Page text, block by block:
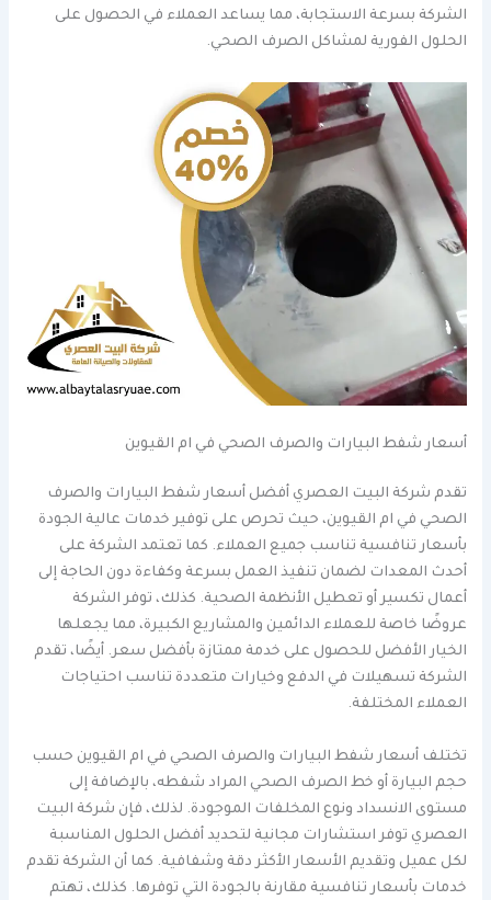
الشركة بسرعة الاستجابة، مما يساعد العملاء في الحصول على
الحلول الفورية لمشاكل الصرف الصحي.
أسعار شفط البيارات والصرف الصحي في ام القيوين
تقدم شركة البيت العصري أفضل أسعار شفط البيارات والصرف
الصحي في ام القيوين، حيث تحرص على توفير خدمات عالية الجودة
بأسعار تنافسية تناسب جميع العملاء. كما تعتمد الشركة على
أحدث المعدات لضمان تنفيذ العمل بسرعة وكفاءة دون الحاجة إلى
أعمال تكسير أو تعطيل الأنظمة الصحية. كذلك، توفر الشركة
عروضًا خاصة للعملاء الدائمين والمشاريع الكبيرة، مما يجعلها
الخيار الأفضل للحصول على خدمة ممتازة بأفضل سعر. أيضًا، تقدم
الشركة تسهيلات في الدفع وخيارات متعددة تناسب احتياجات
العملاء المختلفة.
تختلف أسعار شفط البيارات والصرف الصحي في ام القيوين حسب
حجم البيارة أو خط الصرف الصحي المراد شفطه، بالإضافة إلى
مستوى الانسداد ونوع المخلفات الموجودة. لذلك، فإن شركة البيت
العصري توفر استشارات مجانية لتحديد أفضل الحلول المناسبة
لكل عميل وتقديم الأسعار الأكثر دقة وشفافية. كما أن الشركة تقدم
خدمات بأسعار تنافسية مقارنة بالجودة التي توفرها. كذلك، تهتم